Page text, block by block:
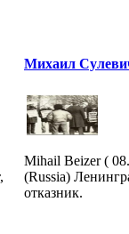
Михаил
Mihail Beizer (
(Russia)
отказник.